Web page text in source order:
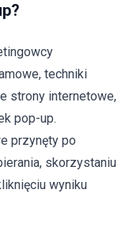
techniki
strony internetowe,
pop-up.
przynęty po
skorzystaniu
wyniku